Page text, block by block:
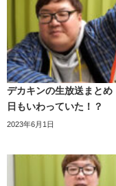
疲れ果てたヒカキン
します。
デカキンの生放送まとめ
日もいわっていた！？
2023年6月1日